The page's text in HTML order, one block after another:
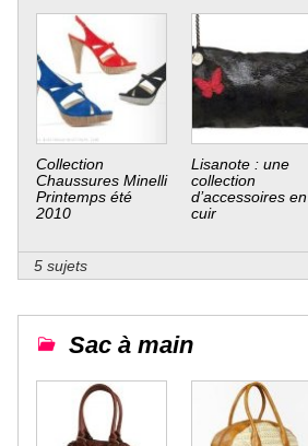
Collection
Chaussures Minelli
Printemps été
2010
Lisanote : une
collection
d’accessoires en
cuir
5 sujets
Sac à main